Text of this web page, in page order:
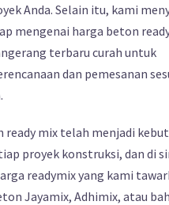
Anda. Selain itu, kami
mengenai harga beton
terbaru curah untuk
dan pemesanan
ready mix telah menjadi
proyek konstruksi, dan di
readymix yang kami
Jayamix, Adhimix, atau